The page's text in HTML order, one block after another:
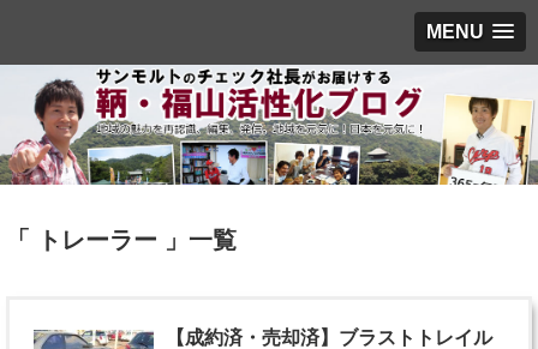
MENU
「 トレーラー 」一覧
【成約済・売却済】ブラストトレイル